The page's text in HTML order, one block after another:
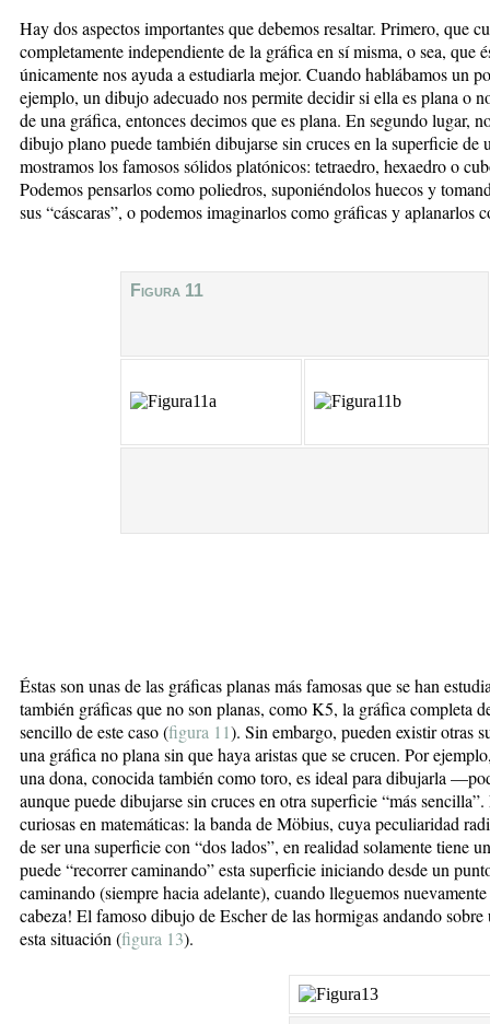
Hay dos aspectos importantes que debemos resaltar. Primero, que
completamente independiente de la gráfica en sí misma, o sea, que
únicamente nos ayuda a estudiarla mejor. Cuando hablábamos un
ejemplo, un dibujo adecuado nos permite decidir si ella es plana o
de una gráfica, entonces decimos que es plana. En segundo lugar,
dibujo plano puede también dibujarse sin cruces en la superficie de
mostramos los famosos sólidos platónicos: tetraedro, hexaedro o
Podemos pensarlos como poliedros, suponiéndolos huecos y
sus “cáscaras”, o podemos imaginarlos como gráficas y aplanarlos
Figura 11
Éstas son unas de las gráficas planas más famosas que se han
también gráficas que no son planas, como K5, la gráfica completa
sencillo de este caso (figura 11). Sin embargo, pueden existir otras
una gráfica no plana sin que haya aristas que se crucen. Por
una dona, conocida también como toro, es ideal para dibujarla
aunque puede dibujarse sin cruces en otra superficie “más
curiosas en matemáticas: la banda de Möbius, cuya peculiaridad
de ser una superficie con “dos lados”, en realidad solamente tiene
puede “recorrer caminando” esta superficie iniciando desde un
caminando (siempre hacia adelante), cuando lleguemos
cabeza! El famoso dibujo de Escher de las hormigas andando
esta situación (figura 13).